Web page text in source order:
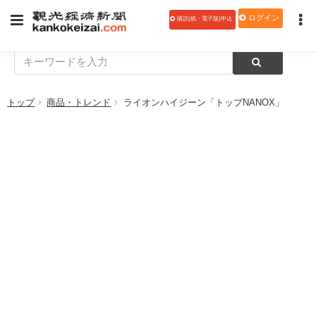
購読(紙・電子版)申込 ログイン
トップ 商品・トレンド ライオンハイジーン「トップNANOX」